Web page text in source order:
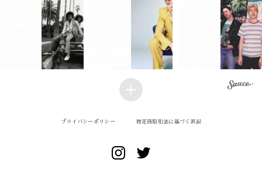
プライバシーポリシー 特定商取引法に基づく表記